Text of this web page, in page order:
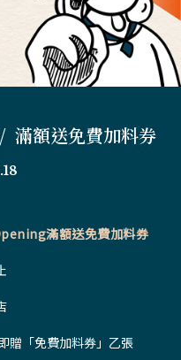
滿額送免費加料券
滿額送免費加料券
贈「免費加料券」乙張